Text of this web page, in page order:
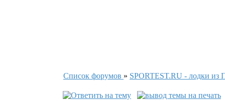
Список форумов » SPORTEST.RU - лодки